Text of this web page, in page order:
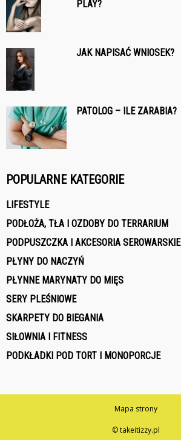
PLAY?
JAK NAPISAĆ WNIOSEK?
PATOLOG – ILE ZARABIA?
POPULARNE KATEGORIE
LIFESTYLE
PODŁOŻA, TŁA I OZDOBY DO TERRARIUM
PODPUSZCZKA I AKCESORIA SEROWARSKIE
PŁYNY DO NACZYŃ
PŁYNNE MARYNATY DO MIĘS
SERY PLEŚNIOWE
SKARPETY DO BIEGANIA
SIŁOWNIA I FITNESS
PODKŁADKI POD TORT I MONOPORCJE
Mapa strony
© takeitizzy.pl